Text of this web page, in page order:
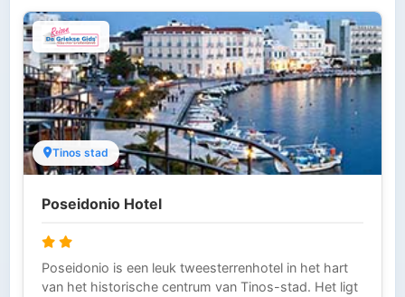
verblijf met ontbijt en taxi-transfers. Griekse Gids
Reizen is aangesloten bij ANVR, SGR en het
Calamiteitenfonds. Wij zijn voor onze klanten die in
Griekenland zijn 24 uur per dag bereikbaar (Tel 0031-
343-218014) en laten niets over aan het toeval. Zo
kun je zorgeloos op vakantie.
Tinos stad
Poseidonio Hotel
Poseidonio is een leuk tweesterrenhotel in het hart
van het historische centrum van Tinos-stad. Het ligt